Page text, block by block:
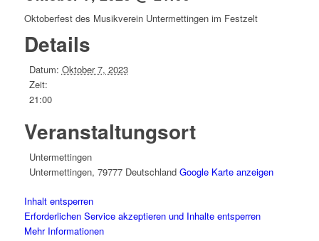
Oktoberfest des Musikverein Untermettingen im Festzelt
Details
Datum: Oktober 7, 2023
Zeit:
21:00
Veranstaltungsort
Untermettingen
Untermettingen, 79777 Deutschland Google Karte anzeigen
Inhalt entsperren
Erforderlichen Service akzeptieren und Inhalte entsperren
Mehr Informationen